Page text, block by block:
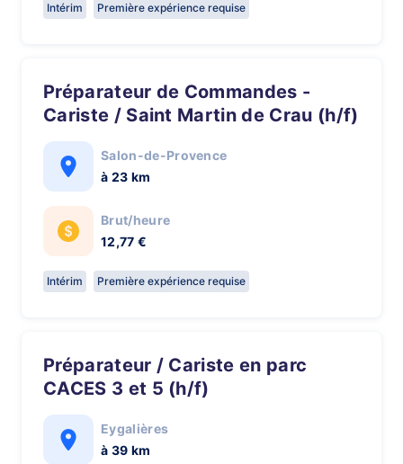
Intérim Première expérience requise
Préparateur de Commandes -
Cariste / Saint Martin de Crau (h/f)
Salon-de-Provence
à 23 km
Brut/heure
12,77 €
Intérim Première expérience requise
Préparateur / Cariste en parc
CACES 3 et 5 (h/f)
Eygalières
à 39 km